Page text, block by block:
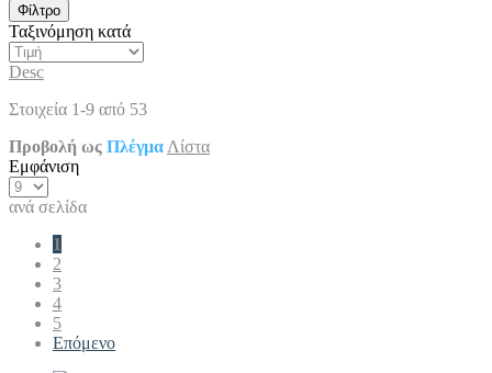
Φίλτρο
Ταξινόμηση κατά
Desc
Στοιχεία 1-9 από 53
Προβολή ως Πλέγμα Λίστα
Εμφάνιση
ανά σελίδα
1
2
3
4
5
Επόμενο